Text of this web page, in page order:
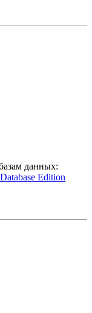
данных:
Edition